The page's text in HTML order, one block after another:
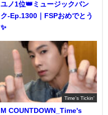
ユノ1位👑ミュージックバン
ク-Ep.1300｜FSPおめでとう
✨️
Time's Tickin'
M COUNTDOWN_Time's